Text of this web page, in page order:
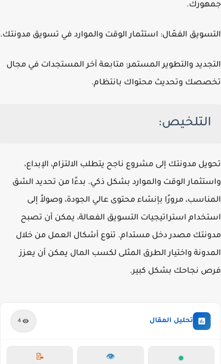
جمهورك.
التسويق الفعّال: استثمار الوقت والموارد في تسويق مدونتك.
التجديد والتطوير المستمر: متابعة آخر المستجدات في مجال
تخصصك وتحديث محتواك بانتظام.
التلخيص:
تحويل مدونتك إلى مشروع ناجح يتطلب الالتزام، الإبداع،
واستثمار الوقت والموارد بشكل ذكي. بدءًا من تحديد الشق
المناسب، مرورًا بإنشاء محتوى عالي الجودة، وصولاً إلى
استخدام استراتيجيات التسويق الفعالة، يمكن أن تصبح
مدونتك مصدر دخل مستدام. تنوع أشكال العمل من خلال
المدونة واختيار الطرق المثلى لكسب المال يمكن أن يعزز
فرص نجاحك بشكل كبير.
تحليل المقال 4
👁️
📝